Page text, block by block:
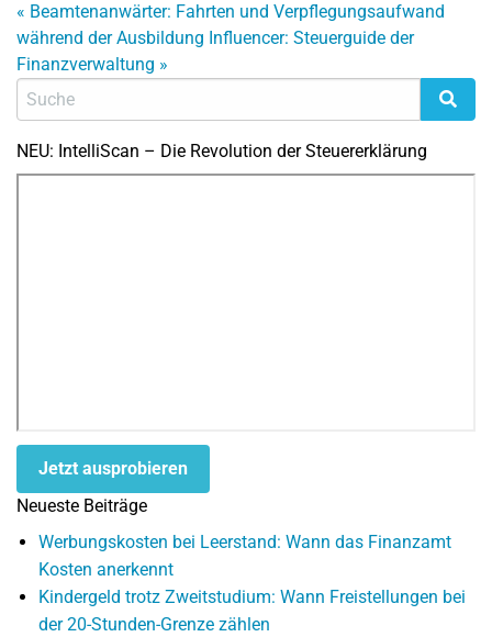
« Beamtenanwärter: Fahrten und Verpflegungsaufwand
während der Ausbildung Influencer: Steuerguide der
Finanzverwaltung »
NEU: IntelliScan – Die Revolution der Steuererklärung
Jetzt ausprobieren
Neueste Beiträge
Werbungskosten bei Leerstand: Wann das Finanzamt
Kosten anerkennt
Kindergeld trotz Zweitstudium: Wann Freistellungen bei
der 20-Stunden-Grenze zählen